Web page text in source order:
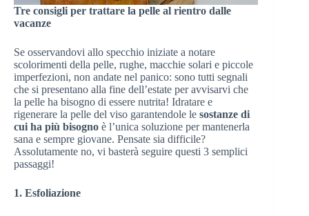
Tre consigli per trattare la pelle al rientro dalle
vacanze
Se osservandovi allo specchio iniziate a notare
scolorimenti della pelle, rughe, macchie solari e piccole
imperfezioni, non andate nel panico: sono tutti segnali
che si presentano alla fine dell’estate per avvisarvi che
la pelle ha bisogno di essere nutrita! Idratare e
rigenerare la pelle del viso garantendole le sostanze di
cui ha più bisogno è l’unica soluzione per mantenerla
sana e sempre giovane. Pensate sia difficile?
Assolutamente no, vi basterà seguire questi 3 semplici
passaggi!
1. Esfoliazione